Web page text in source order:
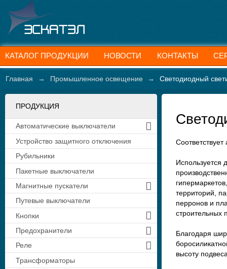
Используется
территорий,
перронов и
строительных
Благодаря
высоту
ПРОДУКЦИЯ
Автоматические выключатели
Устройство защитного отключения
Рубильники
Пакетные выключатели
Магнитные пускатели
Путевые выключатели
Кнопки
Предохранители
Реле
Трансформаторы
Главная → Промышленное освещение → Светодиодный
КАТАЛОГ ПРОДУКЦИИ НОВОСТИ КОНТАКТЫ